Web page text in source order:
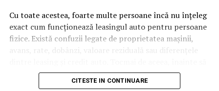
Și mai e ceva ce se uită ușor. Un webinar reușit atrage
linkuri aproape de la sine. Cineva îl menționează într-un
newsletter, altcineva îl citează într-un articol, un
partener îl trimite în comunitatea lui. Fiecare astfel de
tău, iar autoritatea e moneda forte în SEO.
Cu toate acestea, foarte multe persoane încă nu înțeleg
exact cum funcționează leasingul auto pentru persoane
fizice. Există confuzii legate de proprietatea mașinii,
avans, rate, dobânzi, valoare reziduală sau diferențele
semnezi orice contract, este important să înțelegi clar
mecanismul acestui tip de finanțare și să știi la ce să fii
CITESTE IN CONTINUARE